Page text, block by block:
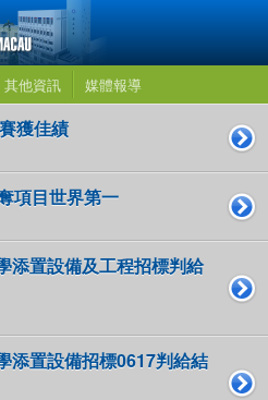
其他資訊 媒體報導
獲佳績
項目世界第一
添置設備及工程招標判給
添置設備招標0617判給結